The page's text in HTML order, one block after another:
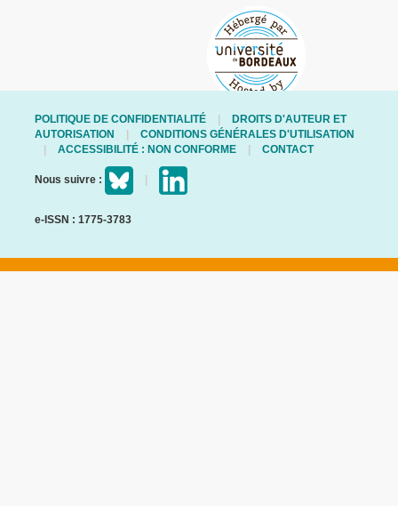
POLITIQUE DE CONFIDENTIALITÉ
DROITS D'AUTEUR ET
AUTORISATION
CONDITIONS GÉNÉRALES D'UTILISATION
ACCESSIBILITÉ : NON CONFORME
CONTACT
Nous suivre :
e-ISSN : 1775-3783